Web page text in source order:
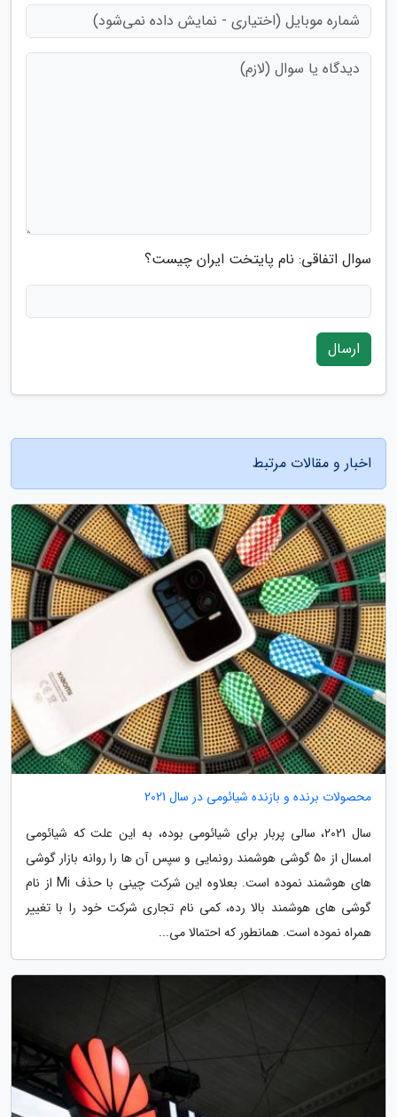
سوال اتفاقی: نام پایتخت ایران چیست؟
ارسال
اخبار و مقالات مرتبط
محصولات برنده و بازنده شیائومی در سال 2021
سال 2021، سالی پربار برای شیائومی بوده، به این علت که شیائومی
امسال از 50 گوشی هوشمند رونمایی و سپس آن ها را روانه بازار گوشی
های هوشمند نموده است. بعلاوه این شرکت چینی با حذف Mi از نام
گوشی های هوشمند بالا رده، کمی نام تجاری شرکت خود را با تغییر
همراه نموده است. همانطور که احتمالا می...